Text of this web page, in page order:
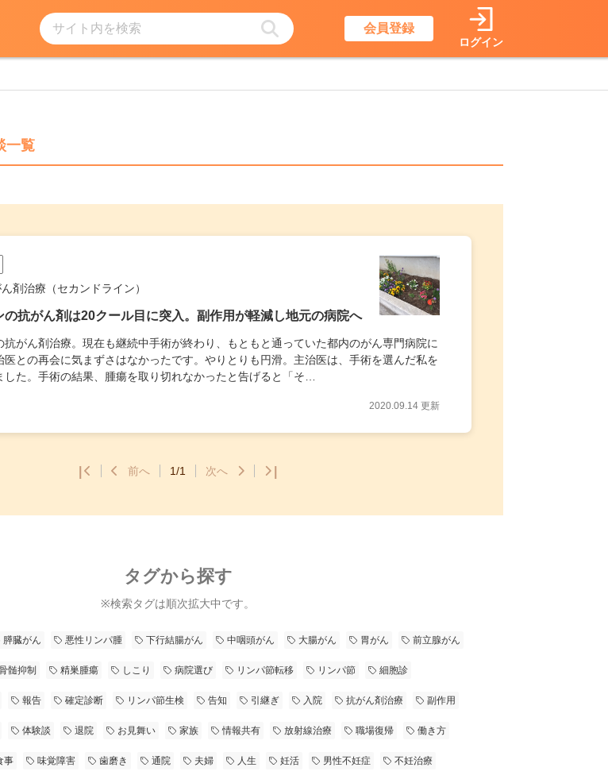
サイト内を検索 会員登録
ログイン
一覧
剤治療（セカンドライン）
の抗がん剤は20クール目に突入。副作用が軽減し地元の病院へ
抗がん剤治療。現在も継続中手術が終わり、もともと通っていた都内のがん専門病院に
医との再会に気まずさはなかったです。やりとりも円滑。主治医は、手術を選んだ私を
した。手術の結果、腫瘍を取り切れなかったと告げると「そ…
2020.09.14 更新
前へ 1/1 次へ
タグから探す
※検索タグは順次拡大中です。
膵臓がん 悪性リンパ腫 下行結腸がん 中咽頭がん 大腸がん 胃がん 前立腺がん
髄抑制 精巣腫瘍 しこり 病院選び リンパ節転移 リンパ節 細胞診
報告 確定診断 リンパ節生検 告知 引継ぎ 入院 抗がん剤治療 副作用
体験談 退院 お見舞い 家族 情報共有 放射線治療 職場復帰 働き方
事 味覚障害 歯磨き 通院 夫婦 人生 妊活 男性不妊症 不妊治療